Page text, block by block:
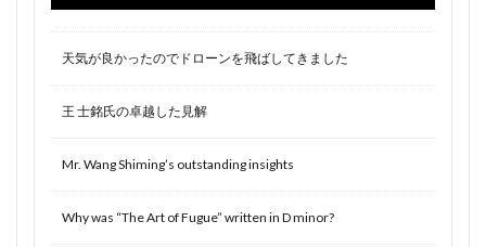
天気が良かったのでドローンを飛ばしてきました
王 士銘氏の卓越した見解
Mr. Wang Shiming’s outstanding insights
Why was “The Art of Fugue” written in D minor?